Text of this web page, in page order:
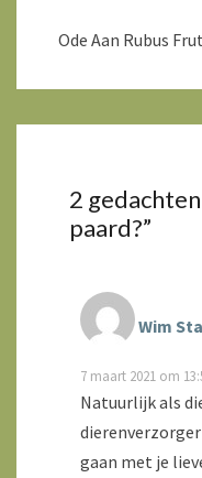
Ode Aan Rubus
2
paard?”
Wim
7 maart 2021 om
Natuurlijk als
gaan met je